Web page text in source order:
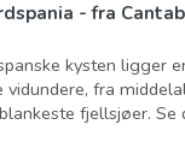
- fra
kysten ligger
fra
fjellsjøer. Se